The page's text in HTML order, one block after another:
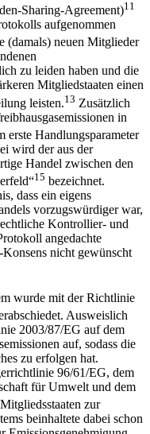
Sharing-Agreement)11
aufgenommen
(damals) neuen Mitglieder
zu leiden haben und die
Mitgliedstaaten einen
leisten.13 Zusätzlich
in
erste Handlungsparameter
wird der aus der
Handel zwischen den
15 bezeichnet.
dass ein eigens
vorzugswürdiger war,
Kontrollier- und
angedachte
nicht gewünscht
wurde mit der Richtlinie
Ausweislich
2003/87/EG auf dem
auf, sodass die
zu erfolgen hat.
96/61/EG, dem
für Umwelt und dem
zur
beinhaltete dabei schon